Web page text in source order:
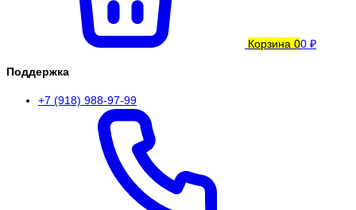
Корзина 00 ₽
Поддержка
+7 (918) 988-97-99